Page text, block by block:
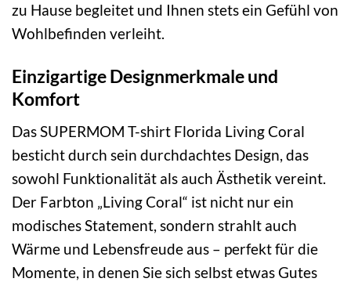
zu Hause begleitet und Ihnen stets ein Gefühl von
Wohlbefinden verleiht.
Einzigartige Designmerkmale und
Komfort
Das SUPERMOM T-shirt Florida Living Coral
besticht durch sein durchdachtes Design, das
sowohl Funktionalität als auch Ästhetik vereint.
Der Farbton „Living Coral“ ist nicht nur ein
modisches Statement, sondern strahlt auch
Wärme und Lebensfreude aus – perfekt für die
Momente, in denen Sie sich selbst etwas Gutes